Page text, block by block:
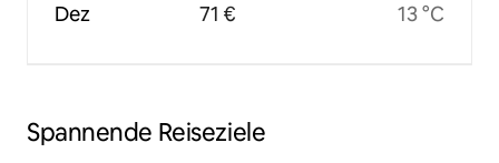
Dez 71 € 13 °C
Spannende Reiseziele